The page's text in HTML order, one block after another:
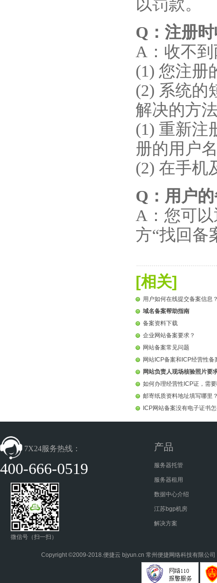
以罚款。
Q ：注册
A：收不
(1) 您注册
(2) 系统的
解决的方
(1) 重新注
册的用户
(2) 在手机
Q：用户
A：您可
方“找回备
[相关]
用户如何在线提交备案信息
域名备案帮助指南
备案资料下载
企业网站备案要求？
网站备案常见问题
网站ICP备案和ICP经营性备
网站负责人现场核验照片要
如何办理经营性ICP证，需
邮寄纸质资料地址填写哪里
ICP网站备案没有电子证书
7X24服务热线：
400-666-0519
微信号（扫一扫）
产品
服务器托管
服务器租用
数据中心介绍
江苏bgp机房
解决方案
Copyright ©2009-2018.便捷云 bjyun.cn 常州便捷网络科技有限公